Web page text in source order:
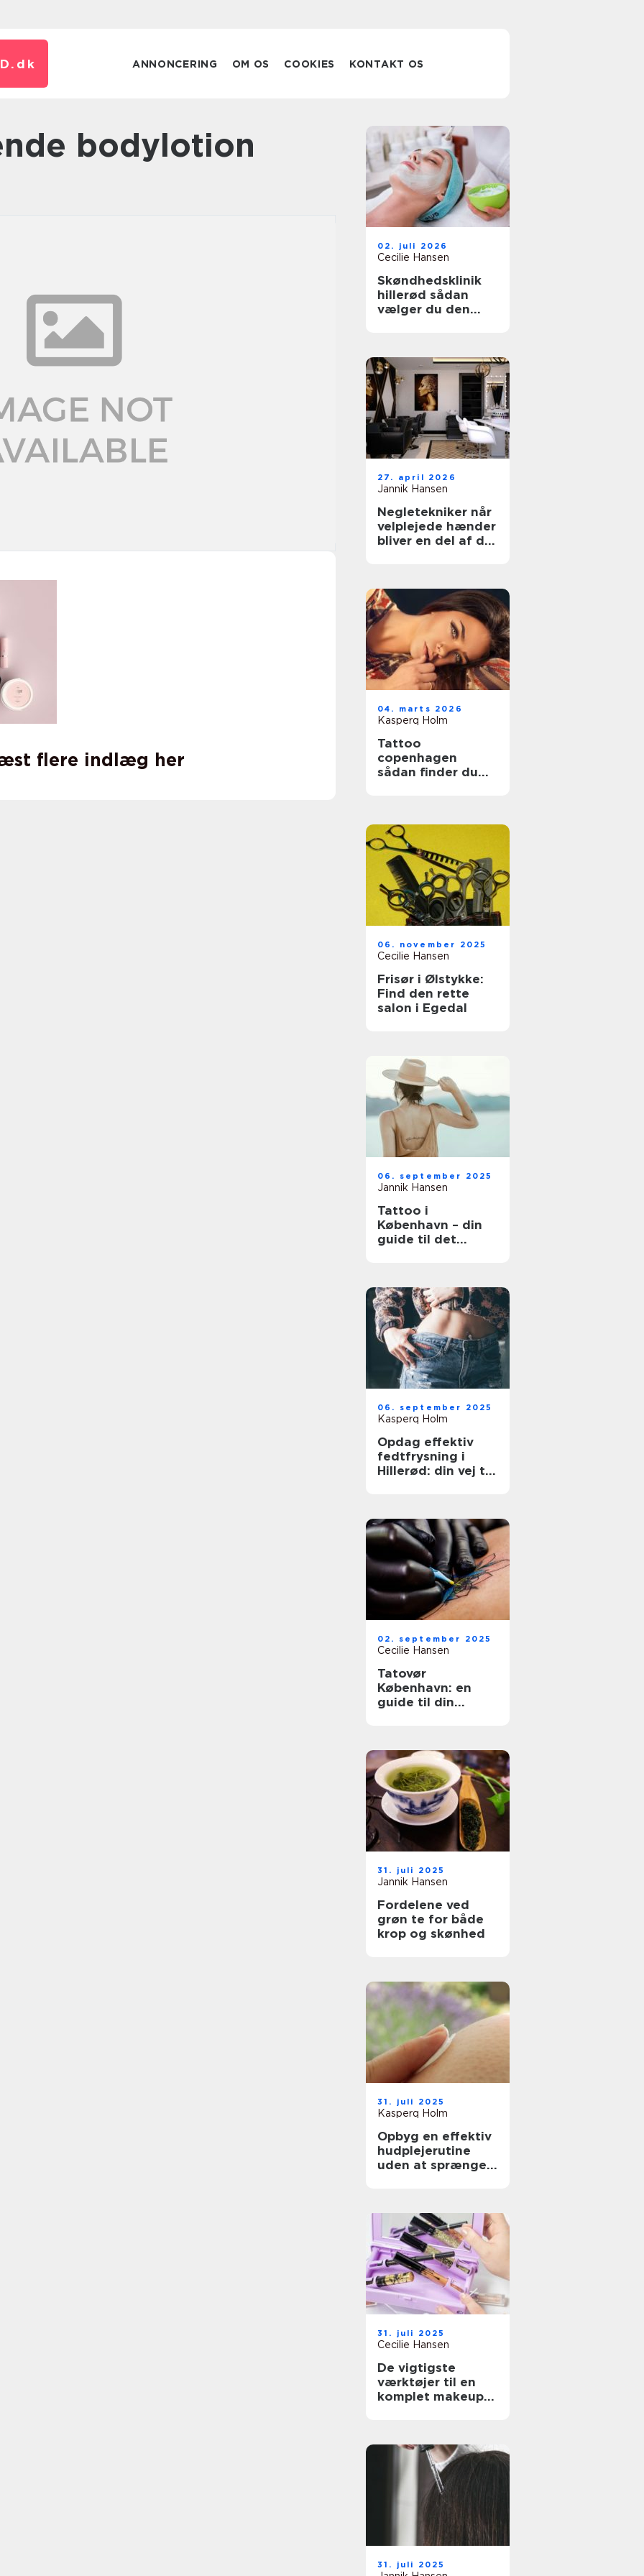
dk ANNONCERING OM OS COOKIES KONTAKT OS
bodylotion
flere indlæg her
02. juli 2026
Cecilie Hansen
Skøndhedsklinik
hillerød sådan
vælger du den
27. april 2026
Jannik Hansen
Negletekniker når
velplejede hænder
bliver en del af dit
04. marts 2026
Kasperq Holm
Tattoo
copenhagen
sådan finder du
06. november 2025
Cecilie Hansen
Frisør i Ølstykke:
Find den rette
salon i Egedal
06. september 2025
Jannik Hansen
Tattoo i
København – din
guide til det
06. september 2025
Kasperq Holm
Opdag effektiv
fedtfrysning i
Hillerød: din vej til
02. september 2025
Cecilie Hansen
Tatovør
København: en
guide til din
31. juli 2025
Jannik Hansen
Fordelene ved
grøn te for både
krop og skønhed
31. juli 2025
Kasperq Holm
Opbyg en effektiv
hudplejerutine
uden at sprænge
31. juli 2025
Cecilie Hansen
De vigtigste
værktøjer til en
komplet makeup-
31. juli 2025